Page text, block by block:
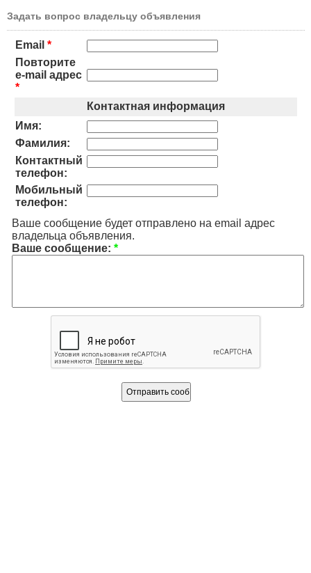
Задать вопрос владельцу объявления
Email *
Повторите
e-mail адрес
*
Контактная информация
Имя:
Фамилия:
Контактный
телефон:
Мобильный
телефон:
Ваше сообщение будет отправлено на email адрес
владельца объявления.
Ваше сообщение: *